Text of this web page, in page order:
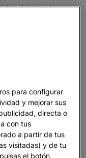
fuimos pioneros
prestigioso
Grand Perast
de cinco estrellas
renovado con estilo
original. Cuenta
antiguas familias
segmento de
hotel está situado
a orillas de la Bahía
para configurar
y mejorar sus
directa o
con tus
a partir de tus
visitadas) y de tu
el botón